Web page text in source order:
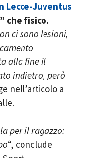
Lecce-Juventus
che fisico.
ci sono lesioni,
alla fine il
indietro, però
nell’articolo a
per il ragazzo:
“, conclude